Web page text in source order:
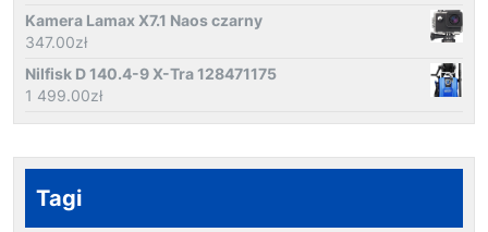
Kamera Lamax X7.1 Naos czarny
347.00zł
Nilfisk D 140.4-9 X-Tra 128471175
1 499.00zł
Tagi